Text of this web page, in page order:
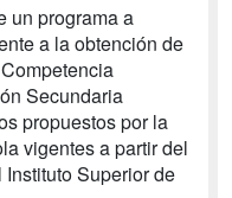
un programa a
a la obtención de
Secundaria
propuestos por la
vigentes a partir del
Superior de